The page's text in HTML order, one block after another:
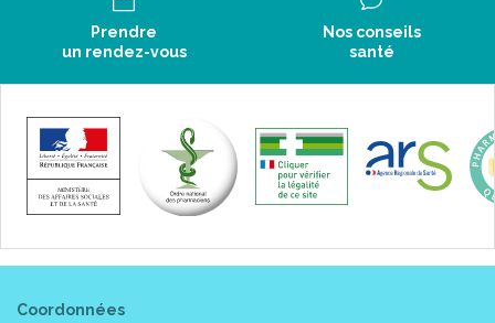
Prendre
un rendez-vous
Nos conseils
santé
Coordonnées